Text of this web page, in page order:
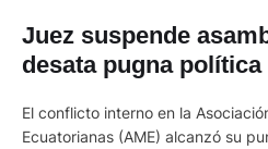
Juez suspende
desata pugna
El conflicto interno en la
Ecuatorianas (AME) alcanzó su